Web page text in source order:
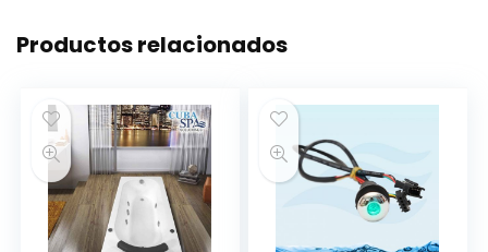
Productos relacionados